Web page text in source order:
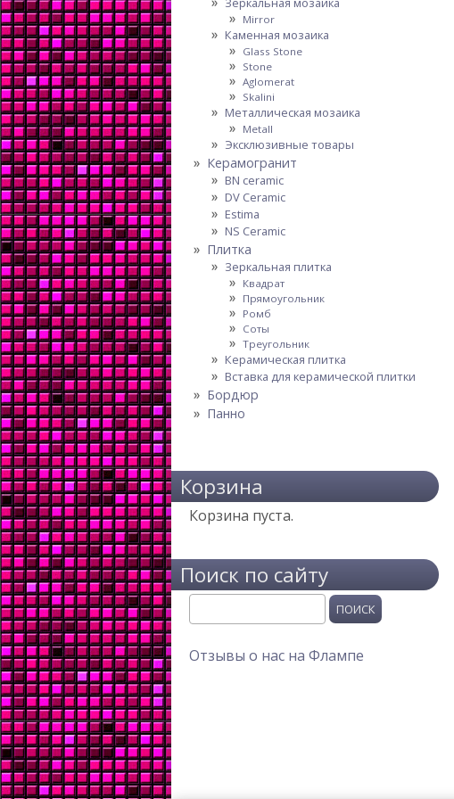
Mirror
Каменная мозаика
Glass Stone
Stone
Aglomerat
Skalini
Металлическая мозаика
Metall
Эксклюзивные товары
Керамогранит
BN ceramic
DV Ceramic
Estima
NS Ceramic
Плитка
Зеркальная плитка
Квадрат
Прямоугольник
Ромб
Соты
Треугольник
Керамическая плитка
Вставка для керамической плитки
Бордюр
Панно
Корзина
Корзина пуста.
Поиск по сайту
Отзывы о нас на Флампе